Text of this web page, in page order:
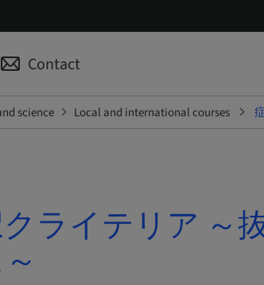
Contact
science Local and international courses
ライテリア ～